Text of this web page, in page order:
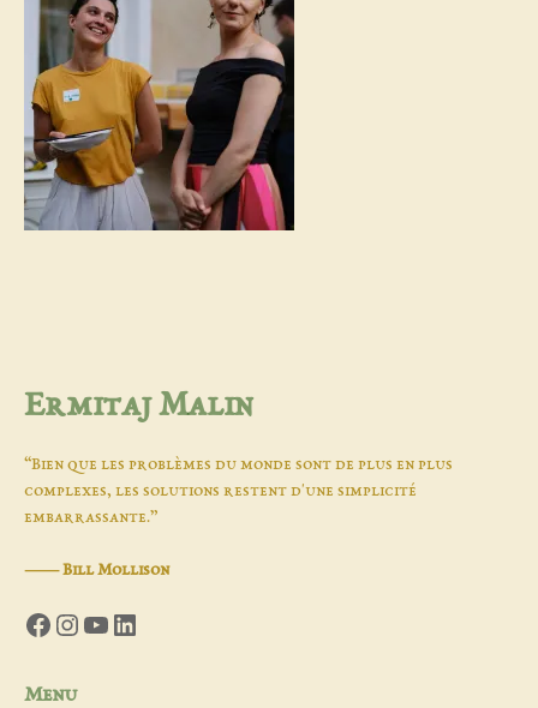
Ermitaj Malin
“Bien que les problèmes du monde sont de plus en plus
complexes, les solutions restent d'une simplicité
embarrassante.”
―Bill Mollison
Facebook
Instagram
YouTube
LinkedIn
Menu